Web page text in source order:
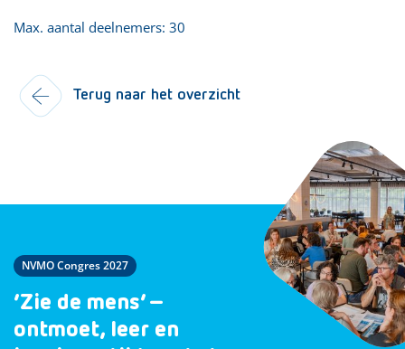
Max. aantal deelnemers: 30
Terug naar het overzicht
NVMO Congres 2027
‘Zie de mens’ –
ontmoet, leer en